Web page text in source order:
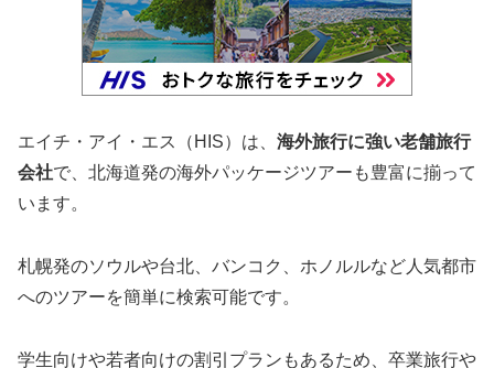
エイチ・アイ・エス（HIS）は、 海外旅行に強い老舗旅行
会社で、北海道発の海外パッケージツアーも豊富に揃って
います。
札幌発のソウルや台北、バンコク、ホノルルなど人気都市
へのツアーを簡単に検索可能です。
学生向けや若者向けの割引プランもあるため、卒業旅行や